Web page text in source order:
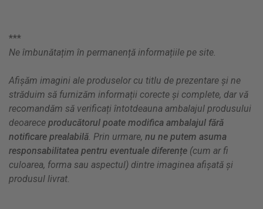
***
Ne îmbunătațim în permanență informațiile pe site.
Afișăm imagini ale produselor cu titlu de prezentare și ne
străduim să furnizăm informații corecte și complete, dar vă
recomandăm să verificați întotdeauna ambalajul produsului
deoarece producătorul poate modifica ambalajul fără
notificare prealabilă. Prin urmare, nu ne putem asuma
responsabilitatea pentru eventuale diferențe (cum ar fi
culoarea, forma sau aspectul) dintre imaginea afișată și
produsul livrat.